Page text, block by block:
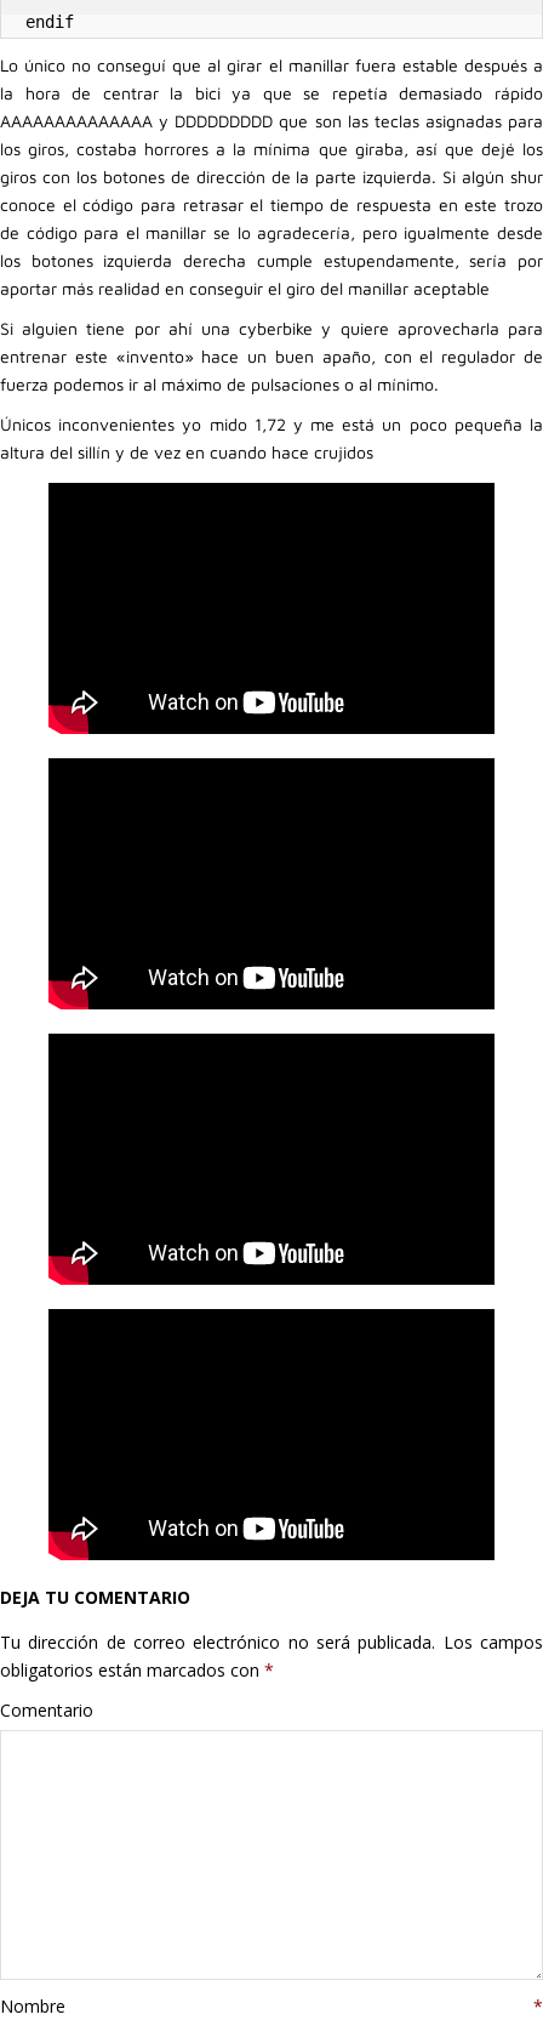
endif
Lo único no conseguí que al girar el manillar fuera estable después a
la hora de centrar la bici ya que se repetía demasiado rápido
AAAAAAAAAAAAAA y DDDDDDDDD que son las teclas asignadas para
los giros, costaba horrores a la mínima que giraba, así que dejé los
giros con los botones de dirección de la parte izquierda. Si algún shur
conoce el código para retrasar el tiempo de respuesta en este trozo
de código para el manillar se lo agradecería, pero igualmente desde
los botones izquierda derecha cumple estupendamente, sería por
aportar más realidad en conseguir el giro del manillar aceptable
Si alguien tiene por ahí una cyberbike y quiere aprovecharla para
entrenar este «invento» hace un buen apaño, con el regulador de
fuerza podemos ir al máximo de pulsaciones o al mínimo.
Únicos inconvenientes yo mido 1,72 y me está un poco pequeña la
altura del sillín y de vez en cuando hace crujidos
DEJA TU COMENTARIO
Tu dirección de correo electrónico no será publicada. Los campos
obligatorios están marcados con *
Comentario
Nombre *